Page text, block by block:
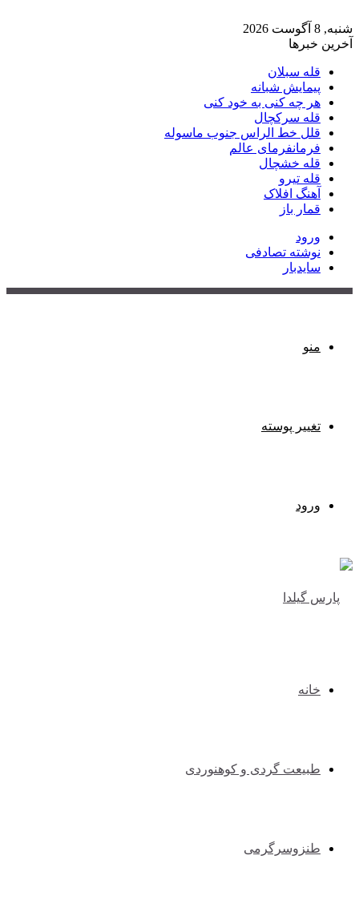
شنبه, 8 آگوست 2026
آخرین خبرها
قله سبلان
پیمایش شبانه
هر چه کنی به خود کنی
قله سرکچال
قلل خط الراس جنوب ماسوله
فرمانفرمای عالم
قله خشچال
قله تیرو
آهنگ افلاک
قمار باز
ورود
نوشته تصادفی
سایدبار
منو
تغییر پوسته
ورود
خانه
طبیعت گردی و کوهنوردی
طنزوسرگرمی